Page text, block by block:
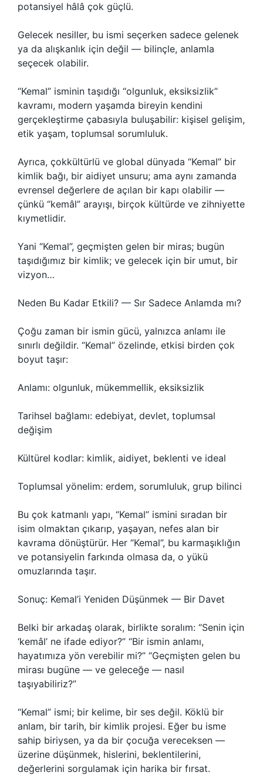
potansiyel hâlâ çok güçlü.
Gelecek nesiller, bu ismi seçerken sadece gelenek
ya da alışkanlık için değil — bilinçle, anlamla
seçecek olabilir.
“Kemal” isminin taşıdığı “olgunluk, eksiksizlik”
kavramı, modern yaşamda bireyin kendini
gerçekleştirme çabasıyla buluşabilir: kişisel gelişim,
etik yaşam, toplumsal sorumluluk.
Ayrıca, çokkültürlü ve global dünyada “Kemal” bir
kimlik bağı, bir aidiyet unsuru; ama aynı zamanda
evrensel değerlere de açılan bir kapı olabilir —
çünkü “kemâl” arayışı, birçok kültürde ve zihniyette
kıymetlidir.
Yani “Kemal”, geçmişten gelen bir miras; bugün
taşıdığımız bir kimlik; ve gelecek için bir umut, bir
vizyon…
Neden Bu Kadar Etkili? — Sır Sadece Anlamda mı?
Çoğu zaman bir ismin gücü, yalnızca anlamı ile
sınırlı değildir. “Kemal” özelinde, etkisi birden çok
boyut taşır:
Anlamı: olgunluk, mükemmellik, eksiksizlik
Tarihsel bağlamı: edebiyat, devlet, toplumsal
değişim
Kültürel kodlar: kimlik, aidiyet, beklenti ve ideal
Toplumsal yönelim: erdem, sorumluluk, grup bilinci
Bu çok katmanlı yapı, “Kemal” ismini sıradan bir
isim olmaktan çıkarıp, yaşayan, nefes alan bir
kavrama dönüştürür. Her “Kemal”, bu karmaşıklığın
ve potansiyelin farkında olmasa da, o yükü
omuzlarında taşır.
Sonuç: Kemal’i Yeniden Düşünmek — Bir Davet
Belki bir arkadaş olarak, birlikte soralım: “Senin için
‘kemâl’ ne ifade ediyor?” “Bir ismin anlamı,
hayatımıza yön verebilir mi?” “Geçmişten gelen bu
mirası bugüne — ve geleceğe — nasıl
taşıyabiliriz?”
“Kemal” ismi; bir kelime, bir ses değil. Köklü bir
anlam, bir tarih, bir kimlik projesi. Eğer bu isme
sahip biriysen, ya da bir çocuğa vereceksen —
üzerine düşünmek, hislerini, beklentilerini,
değerlerini sorgulamak için harika bir fırsat.